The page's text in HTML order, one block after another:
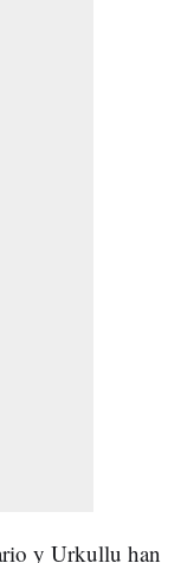
y Urkullu han